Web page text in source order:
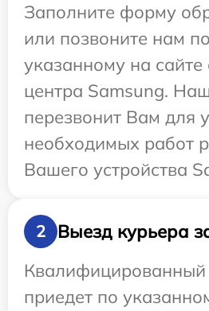
Заполните форму
или позвоните нам
указанному на сайте
центра Samsung.
перезвонит Вам для
необходимых работ
Вашего устройства
2
Выезд курьера
приедет по